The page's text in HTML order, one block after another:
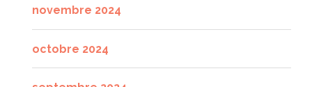
novembre 2024
octobre 2024